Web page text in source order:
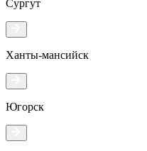
Сургут
Ханты-мансийск
Югорск